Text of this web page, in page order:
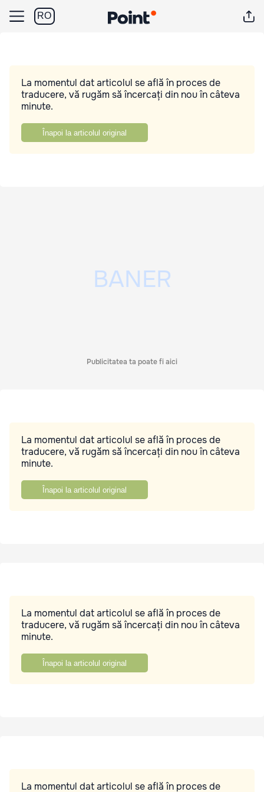
RO
La momentul dat articolul se află în proces de
traducere, vă rugăm să încercați din nou în câteva
minute.
Înapoi la articolul original
Publicitatea ta poate fi aici
La momentul dat articolul se află în proces de
traducere, vă rugăm să încercați din nou în câteva
minute.
Înapoi la articolul original
La momentul dat articolul se află în proces de
traducere, vă rugăm să încercați din nou în câteva
minute.
Înapoi la articolul original
La momentul dat articolul se află în proces de